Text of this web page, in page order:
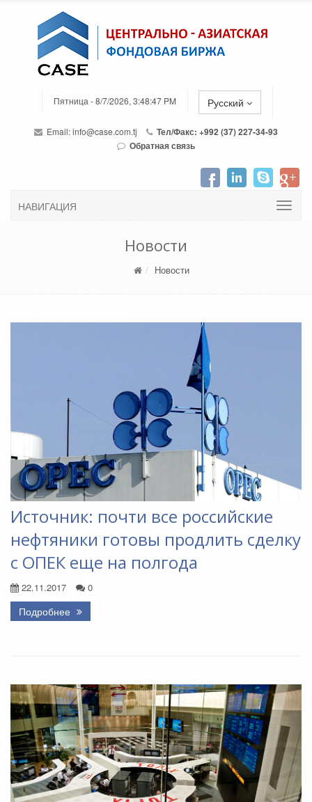
Пятница - 8/7/2026, 3:48:47 PM Русский
Email:info@case.com.tj
Тел/Факс: +992 (37) 227-34-93
Обратная связь
НАВИГАЦИЯ
Новости
Новости
Источник: почти все российские
нефтяники готовы продлить сделку
с ОПЕК еще на полгода
22.11.2017 0
Подробнее